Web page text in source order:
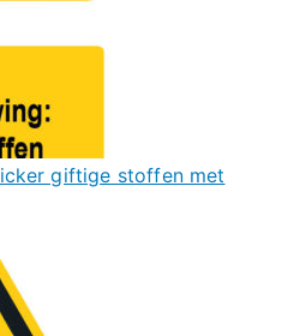
giftige stoffen met